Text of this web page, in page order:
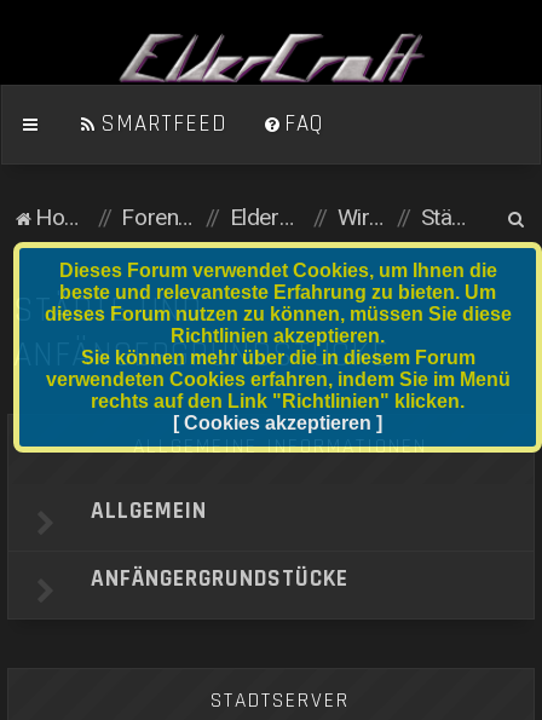
SMARTFEED FAQ
Homepage Foren-Übersicht ElderCraft (Minecraft) Wirtschaftsserver Städte und Anfängergrundstücke
u
STÄDTE UND
ANFÄNGERGRUNDSTÜCKE
ALLGEMEINE INFORMATIONEN
ALLGEMEIN
ANFÄNGERGRUNDSTÜCKE
STADTSERVER
Dieses Forum verwendet Cookies, um Ihnen die
beste und relevanteste Erfahrung zu bieten. Um
dieses Forum nutzen zu können, müssen Sie diese
Richtlinien akzeptieren.
Sie können mehr über die in diesem Forum
verwendeten Cookies erfahren, indem Sie im Menü
rechts auf den Link "Richtlinien" klicken.
[ Cookies akzeptieren ]